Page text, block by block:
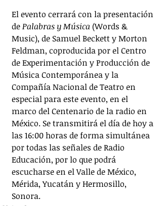
El evento cerrará con la presentación
de Palabras y Música (Words &
Music), de Samuel Beckett y Morton
Feldman, coproducida por el Centro
de Experimentación y Producción de
Música Contemporánea y la
Compañía Nacional de Teatro en
especial para este evento, en el
marco del Centenario de la radio en
México. Se transmitirá el día de hoy a
las 16:00 horas de forma simultánea
por todas las señales de Radio
Educación, por lo que podrá
escucharse en el Valle de México,
Mérida, Yucatán y Hermosillo,
Sonora.